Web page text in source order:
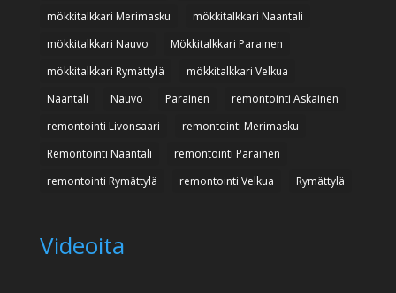
mökkitalkkari Merimasku
mökkitalkkari Naantali
mökkitalkkari Nauvo
Mökkitalkkari Parainen
mökkitalkkari Rymättylä
mökkitalkkari Velkua
Naantali
Nauvo Parainen
remontointi Askainen
remontointi Livonsaari
remontointi Merimasku
Remontointi Naantali
remontointi Parainen
remontointi Rymättylä
remontointi Velkua Rymättylä
Videoita